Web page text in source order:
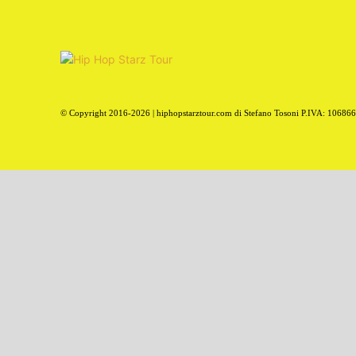
© Copyright 2016-2026 | hiphopstarztour.com di Stefano Tosoni P.IVA: